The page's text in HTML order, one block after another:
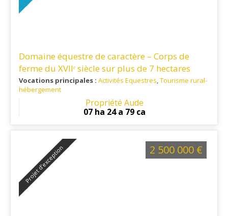
Domaine équestre de caractère – Corps de
ferme du XVIIᵉ siècle sur plus de 7 hectares
secteur Lauragais
Vocations principales : Activités Equestres,Tourisme rural-
hébergement
: Située dans un secteur recherché du
Lauragais audois, cette propriété offre un cadre de vie
paisible et un accès rapide aux principaux pôles du
Propriété Aude
07 ha 24 a 79 ca
Projet d’exception 2 500 000 €